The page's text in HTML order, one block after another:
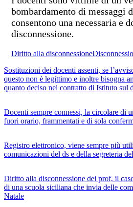
bombardamento di messaggi
consentono una necessaria e
disconnessione.
Diritto alla disconnessione
Sostituzioni dei docenti assenti, se
questo non è legittimo e inoltre bisogna
quanto deciso nel contratto di Istituto sul
Docenti sempre connessi, la circolare di
fuori orario, frammentati e di sola
Registro elettronico, viene sempre più
comunicazioni del ds e della segreteria
Diritto alla disconnessione dei prof, il
di una scuola siciliana che invia delle
Natale